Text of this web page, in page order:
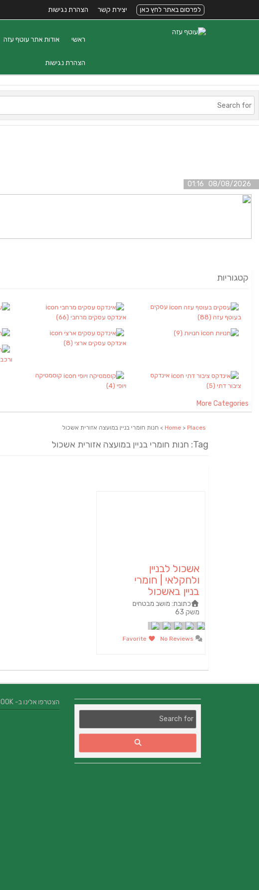
לפרסום באתר לחץ כאן יצירת קשר הצהרת נגישות
ראשי אודות אתר עוטף עזה
הצהרת נגישות
08/08/2026 01:16
קטגוריות
עסקים
בעוטף עזה (88) אינדקס עסקים מרחבי (66)
חנויות (9)
אינדקס עסקים ארצי (8)
ורכב
אינדקס
ציבור דתי (5)
קוסמטיקה
ויופי (4)
More Categories
Home > Places > חנות חומרי בניין במועצה אזורית אשכול
Tag: חנות חומרי בניין במועצה אזורית אשכול
אשכול לבניין
ולחקלאי | חומרי
בניין באשכול
כתובת: מושב מבטחים
משק 63
הצטרפו אלינו ב- FACEBOOK